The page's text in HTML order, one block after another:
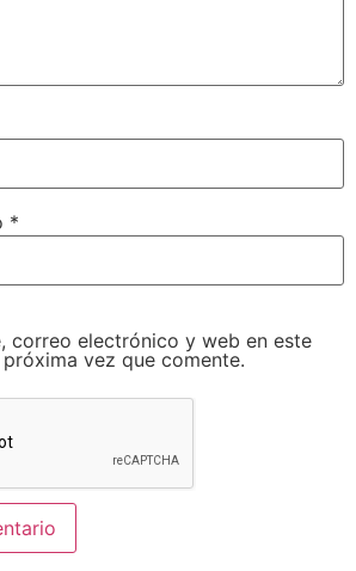
*
correo electrónico y web en este
vez que comente.